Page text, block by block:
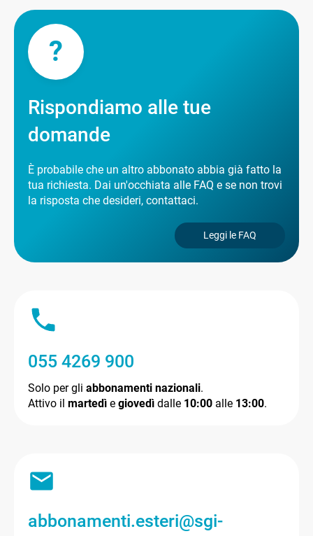
?
Rispondiamo alle tue
domande
È probabile che un altro abbonato abbia già fatto la
tua richiesta. Dai un'occhiata alle FAQ e se non trovi
la risposta che desideri, contattaci.
Leggi le FAQ
055 4269 900
Solo per gli abbonamenti nazionali.
Attivo il martedì e giovedì dalle 10:00 alle 13:00.
abbonamenti.esteri@sgi-